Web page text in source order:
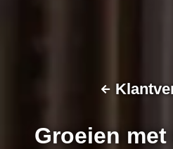
Groeien